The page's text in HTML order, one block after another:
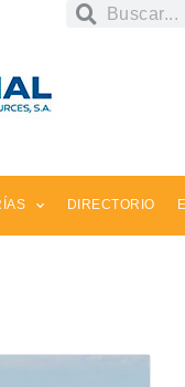
DIRECTORIO